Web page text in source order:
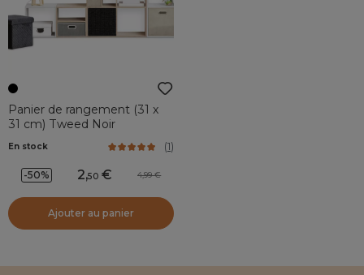
Panier de rangement (31 x
31 cm) Tweed Noir
En stock (1)
-50% 2,50 4,99
Ajouter au panier